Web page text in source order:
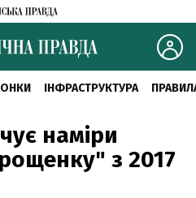
ІНФРАСТРУКТУРА
наміри
з 2017